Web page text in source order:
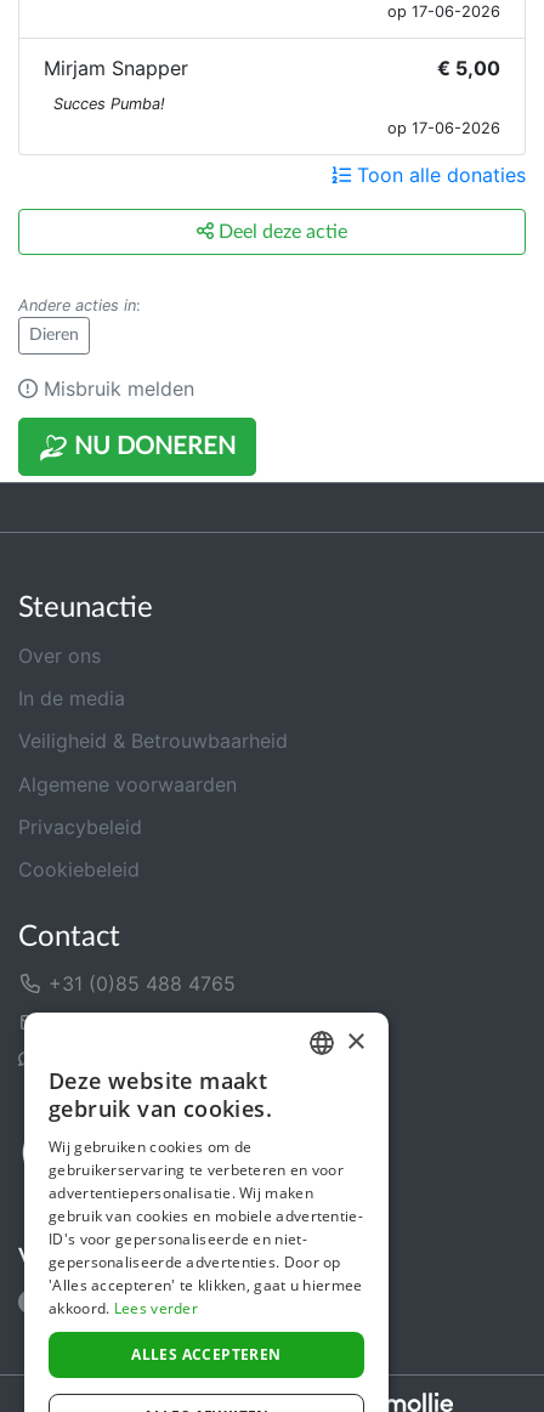
NU DONEREN
op 17-06-2026
Mirjam Snapper € 5,00
Succes Pumba!
op 17-06-2026
Toon alle donaties
Deel deze actie
Andere acties in:
Dieren
Misbruik melden
Steunactie
Over ons
In de media
Veiligheid & Betrouwbaarheid
Algemene voorwaarden
Privacybeleid
Cookiebeleid
Contact
+31 (0)85 488 4765
Volg ons
Secure payments powered by
ENGLISH
×
Deze website maakt
gebruik van cookies.
Wij gebruiken cookies om de
gebruikerservaring te verbeteren en voor
advertentiepersonalisatie. Wij maken
gebruik van cookies en mobiele advertentie-
ID's voor gepersonaliseerde en niet-
gepersonaliseerde advertenties. Door op
'Alles accepteren' te klikken, gaat u hiermee
akkoord. Lees verder
ALLES ACCEPTEREN